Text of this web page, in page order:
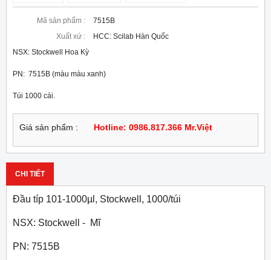
Mã sản phẩm :
7515B
Xuất xứ :
HCC: Scilab Hàn Quốc
NSX: Stockwell Hoa Kỳ
PN:  7515B (màu màu xanh)
Túi 1000 cái.
Giá sản phẩm : Hotline: 0986.817.366 Mr.Việt
CHI TIẾT
Đầu típ 101-1000µl, Stockwell, 1000/túi
NSX: Stockwell - Mĩ
PN: 7515B